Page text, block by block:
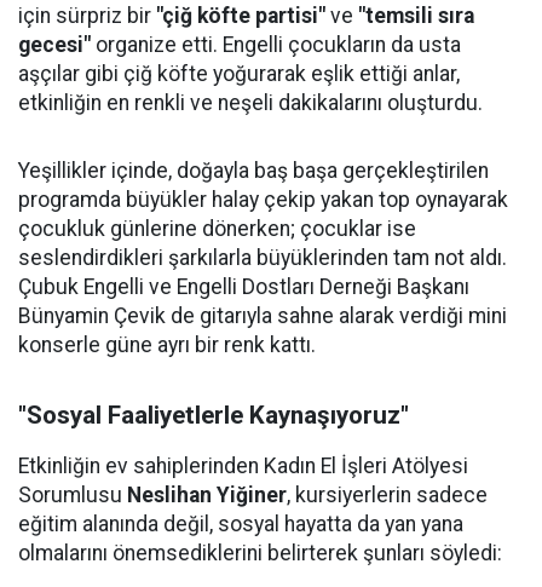
için sürpriz bir "çiğ köfte partisi" ve "temsili sıra
gecesi" organize etti. Engelli çocukların da usta
aşçılar gibi çiğ köfte yoğurarak eşlik ettiği anlar,
etkinliğin en renkli ve neşeli dakikalarını oluşturdu.
Yeşillikler içinde, doğayla baş başa gerçekleştirilen
programda büyükler halay çekip yakan top oynayarak
çocukluk günlerine dönerken; çocuklar ise
seslendirdikleri şarkılarla büyüklerinden tam not aldı.
Çubuk Engelli ve Engelli Dostları Derneği Başkanı
Bünyamin Çevik de gitarıyla sahne alarak verdiği mini
konserle güne ayrı bir renk kattı.
"Sosyal Faaliyetlerle Kaynaşıyoruz"
Etkinliğin ev sahiplerinden Kadın El İşleri Atölyesi
Sorumlusu Neslihan Yiğiner, kursiyerlerin sadece
eğitim alanında değil, sosyal hayatta da yan yana
olmalarını önemsediklerini belirterek şunları söyledi: